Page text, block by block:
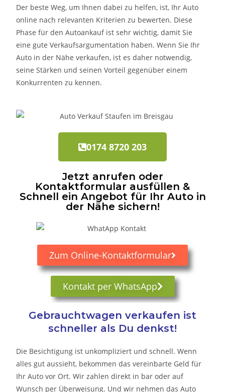
Der beste Weg, um Ihnen dabei zu helfen, ist, Ihr Auto
online nach relevanten Kriterien zu bewerten. Diese
Phase für den Autoankauf ist sehr wichtig, damit Sie
eine gute Verkaufsargumentation haben. Wenn Sie Ihr
Auto in der Nähe verkaufen, ist es daher notwendig,
seine Stärken und seinen Vorteil gegenüber einem
Konkurrenten zu kennen.
0174 8720 203
Jetzt anrufen oder
Kontaktformular ausfüllen &
Schnell ein Angebot für Ihr Auto in
der Nähe sichern!
Zum Online-Kontaktformular
Kontakt per WhatsApp
Gebrauchtwagen verkaufen ist
schneller als Du denkst!
Die Besichtigung ist unkompliziert und schnell. Wenn
alles gut aussieht, bekommen das vereinbarte Geld für
Ihr Auto vor Ort. Wir zahlen direkt in bar oder auf
Wunsch per Überweisung. Und wir nehmen das Auto